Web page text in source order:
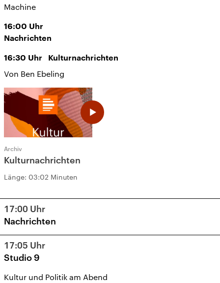
Machine
16:00 Uhr
Nachrichten
16:30 Uhr Kulturnachrichten
Von Ben Ebeling
Archiv
Kulturnachrichten
Länge: 03:02 Minuten
17:00 Uhr
Nachrichten
17:05 Uhr
Studio 9
Kultur und Politik am Abend